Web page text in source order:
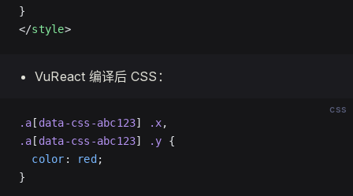
}
</style>
VuReact 编译后 CSS：
css
.a [ data-css-abc123] .x,
.a [ data-css-abc123] .y {
  color
: red ;
}